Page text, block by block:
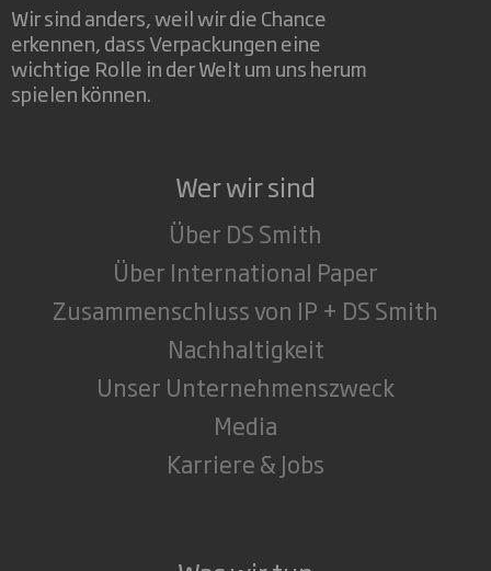
Wir sind anders, weil wir die Chance
erkennen, dass Verpackungen eine
wichtige Rolle in der Welt um uns herum
spielen können.
Wer wir sind
Über DS Smith
Über International Paper
Zusammenschluss von IP + DS Smith
Nachhaltigkeit
Unser Unternehmenszweck
Media
Karriere & Jobs